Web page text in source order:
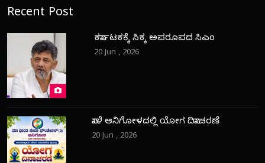
Recent Post
ಕರ್ನಾಟಕಕ್ಕೆ ಸಿಕ್ಕ ಅಪರೂಪದ ಸಿಎಂ
20 Jun , 2026
ನಾಳೆ ಆನಿಗೋಳದಲ್ಲಿ ಯೋಗ ದಿನಾಚರಣೆ
20 Jun , 2026